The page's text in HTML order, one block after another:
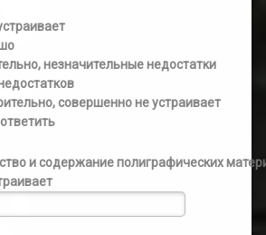
незначительные недостатки
совершенно не устраивает
и содержание полиграфических